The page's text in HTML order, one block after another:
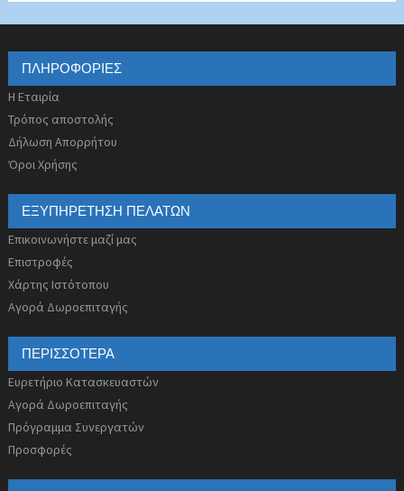
ΠΛΗΡΟΦΟΡΊΕΣ
Η Εταιρία
Τρόπος αποστολής
Δήλωση Απορρήτου
Όροι Χρήσης
ΕΞΥΠΗΡΈΤΗΣΗ ΠΕΛΑΤΏΝ
Επικοινωνήστε μαζί μας
Επιστροφές
Χάρτης Ιστότοπου
Αγορά Δωροεπιταγής
ΠΕΡΙΣΣΌΤΕΡΑ
Ευρετήριο Κατασκευαστών
Αγορά Δωροεπιταγής
Πρόγραμμα Συνεργατών
Προσφορές